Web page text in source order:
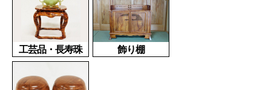
工芸品・長寿珠 飾り棚